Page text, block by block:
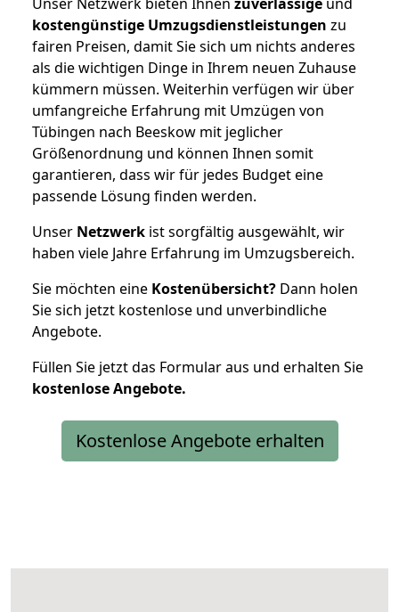
kostengünstige Umzugsdienstleistungen zu
fairen Preisen, damit Sie sich um nichts anderes
als die wichtigen Dinge in Ihrem neuen Zuhause
kümmern müssen. Weiterhin verfügen wir über
umfangreiche Erfahrung mit Umzügen von
Tübingen nach Beeskow mit jeglicher
Größenordnung und können Ihnen somit
garantieren, dass wir für jedes Budget eine
passende Lösung finden werden.
Unser Netzwerk ist sorgfältig ausgewählt, wir
haben viele Jahre Erfahrung im Umzugsbereich.
Sie möchten eine Kostenübersicht? Dann holen
Sie sich jetzt kostenlose und unverbindliche
Angebote.
Füllen Sie jetzt das Formular aus und erhalten Sie
kostenloseAngebote.
Kostenlose Angebote erhalten